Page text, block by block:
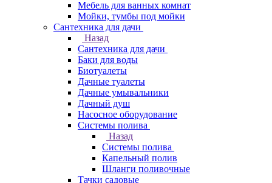
Мебель для ванных комнат
Мойки, тумбы под мойки
Сантехника для дачи
Назад
Сантехника для дачи
Баки для воды
Биотуалеты
Дачные туалеты
Дачные умывальники
Дачный душ
Насосное оборудование
Системы полива
Назад
Системы полива
Капельный полив
Шланги поливочные
Тачки садовые